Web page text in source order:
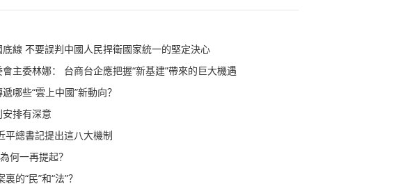
線 不要誤判中國人民捍衛國家統一的堅定決心
主委林娜： 台商台企應把握“新基建”帶來的巨大機遇
哪些“雲上中國”新動向？
排有深意
平總書記提出這八大機制
何一再提起？
的“民”和“法”？